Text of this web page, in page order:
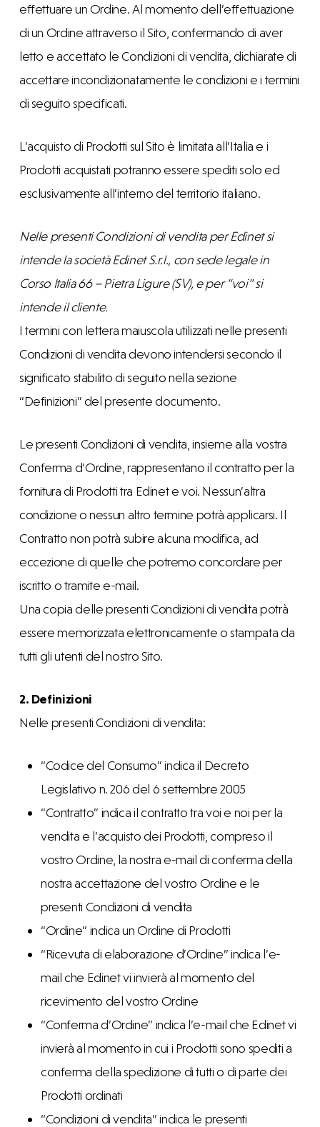
effettuare un Ordine. Al momento dell’effettuazione
di un Ordine attraverso il Sito, confermando di aver
letto e accettato le Condizioni di vendita, dichiarate di
accettare incondizionatamente le condizioni e i termini
di seguito specificati.
L’acquisto di Prodotti sul Sito è limitata all’Italia e i
Prodotti acquistati potranno essere spediti solo ed
esclusivamente all’interno del territorio italiano.
Nelle presenti Condizioni di vendita per Edinet si
intende la società Edinet S.r.l., con sede legale in
Corso Italia 66 – Pietra Ligure (SV), e per “voi” si
intende il cliente.
I termini con lettera maiuscola utilizzati nelle presenti
Condizioni di vendita devono intendersi secondo il
significato stabilito di seguito nella sezione
“Definizioni” del presente documento.
Le presenti Condizioni di vendita, insieme alla vostra
Conferma d’Ordine, rappresentano il contratto per la
fornitura di Prodotti tra Edinet e voi. Nessun’altra
condizione o nessun altro termine potrà applicarsi. Il
Contratto non potrà subire alcuna modifica, ad
eccezione di quelle che potremo concordare per
iscritto o tramite e-mail.
Una copia delle presenti Condizioni di vendita potrà
essere memorizzata elettronicamente o stampata da
tutti gli utenti del nostro Sito.
2. Definizioni
Nelle presenti Condizioni di vendita:
“Codice del Consumo” indica il Decreto
Legislativo n. 206 del 6 settembre 2005
“Contratto” indica il contratto tra voi e noi per la
vendita e l’acquisto dei Prodotti, compreso il
vostro Ordine, la nostra e-mail di conferma della
nostra accettazione del vostro Ordine e le
presenti Condizioni di vendita
“Ordine” indica un Ordine di Prodotti
“Ricevuta di elaborazione d’Ordine” indica l’e-
mail che Edinet vi invierà al momento del
ricevimento del vostro Ordine
“Conferma d’Ordine” indica l’e-mail che Edinet vi
invierà al momento in cui i Prodotti sono spediti a
conferma della spedizione di tutti o di parte dei
Prodotti ordinati
“Condizioni di vendita” indica le presenti